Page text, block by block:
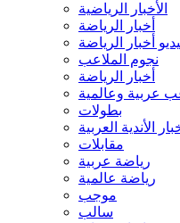
الأخبار الرياضية
أخبار الرياضة
أخبار الرياضة
نجوم الملاعب
أخبار الرياضة
عربية وعالمية
بطولات
الأندية العربية
مقابلات
رياضة عربية
رياضة عالمية
موجب
سالب